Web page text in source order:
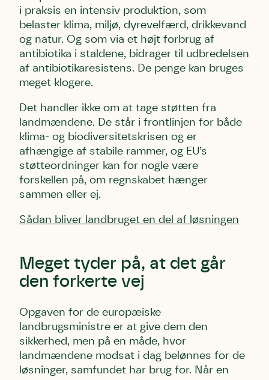
i praksis en intensiv produktion, som
belaster klima, miljø, dyrevelfærd, drikkevand
og natur. Og som via et højt forbrug af
antibiotika i staldene, bidrager til udbredelsen
af antibiotikaresistens. De penge kan bruges
meget klogere.
Det handler ikke om at tage støtten fra
landmændene. De står i frontlinjen for både
klima- og biodiversitetskrisen og er
afhængige af stabile rammer, og EU’s
støtteordninger kan for nogle være
forskellen på, om regnskabet hænger
sammen eller ej.
Sådan bliver landbruget en del af løsningen
Meget tyder på, at det går
den forkerte vej
Opgaven for de europæiske
landbrugsministre er at give dem den
sikkerhed, men på en måde, hvor
landmændene modsat i dag belønnes for de
løsninger, samfundet har brug for. Når en
Skriv under (hjørring)
Fornavn
Efternavn
Sund Limfjord
Fornavn
Efternavn
Storken tilbage til Kolding
Fornavn
Efternavn